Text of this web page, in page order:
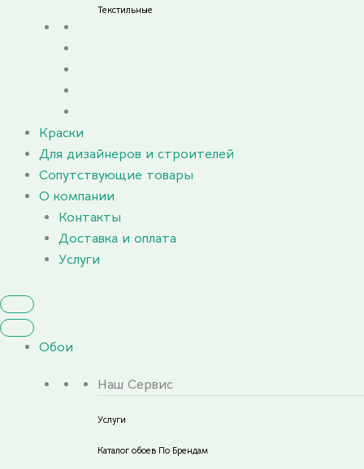
Текстильные
Краски
Для дизайнеров и строителей
Сопутствующие товары
О компании
Контакты
Доставка и оплата
Услуги
Обои
Наш Сервис
Услуги
Каталог обоев По Брендам